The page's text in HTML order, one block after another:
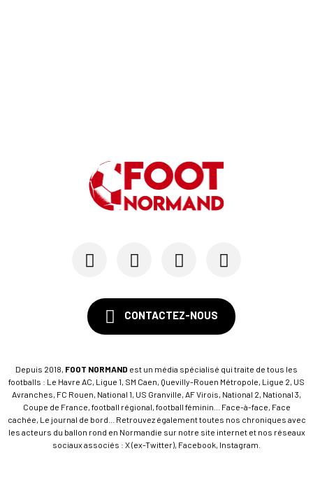
SM CAEN - MERCATO
Avec Mohamed Hafid, Malherbe veut frapper un gr...
SM Caen : Julien Meilhac quitte la direction de...
CONTACTEZ-NOUS
Depuis 2018, FOOT NORMAND est un média spécialisé qui traite de tous les
footballs : Le Havre AC, Ligue 1, SM Caen, Quevilly-Rouen Métropole, Ligue 2, US
Avranches, FC Rouen, National 1, US Granville, AF Virois, National 2, National 3,
Coupe de France, football régional, football féminin... Face-à-face, Face
cachée, Le journal de bord... Retrouvez également toutes nos chroniques avec
les acteurs du ballon rond en Normandie sur notre site internet et nos réseaux
sociaux associés : X (ex-Twitter), Facebook, Instagram.